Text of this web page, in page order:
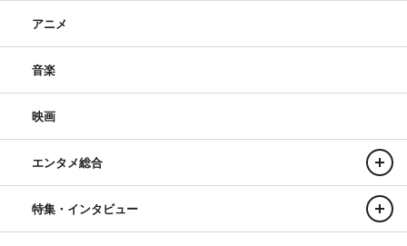
アニメ
音楽
映画
エンタメ総合
特集・インタビュー